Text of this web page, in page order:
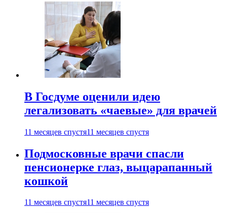
В Госдуме оценили идею
легализовать «чаевые» для врачей
11 месяцев спустя11 месяцев спустя
Подмосковные врачи спасли
пенсионерке глаз, выцарапанный
кошкой
11 месяцев спустя11 месяцев спустя